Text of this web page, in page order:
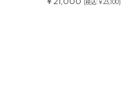
(税込:￥23,100)